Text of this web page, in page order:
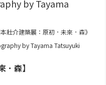
壯介建築展：原初．未來．森》
by Tayama Tatsuyuki
．森】